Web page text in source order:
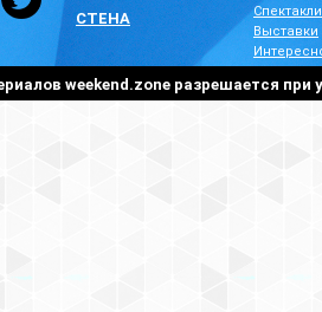
СТЕНА
Спектакли
Выставки
weekend.zone разрешается